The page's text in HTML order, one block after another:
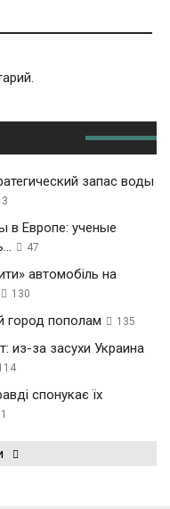
запас воды
3
в Европе: ученые
47
автомобіль на
130
город пополам 135
из-за засухи Украина
спонукає їх